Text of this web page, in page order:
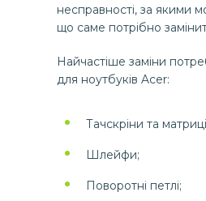
несправності, за якими
що саме потрібно
Найчастіше заміни
для ноутбуків Acer:
Тачскріни та
Шлейфи;
Поворотні петлі;